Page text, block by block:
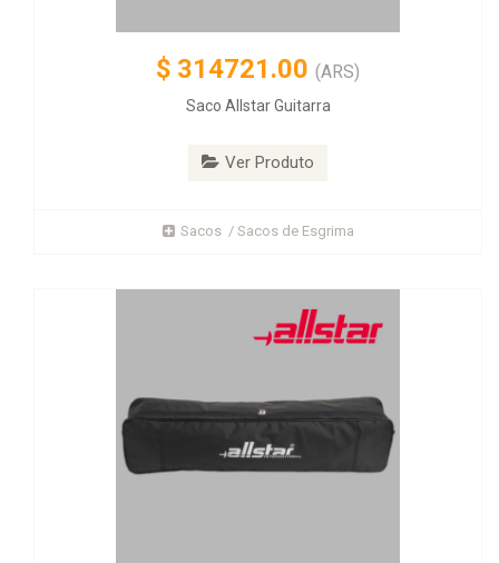
$ 314721.00 (ARS)
Saco Allstar Guitarra
Ver Produto
Sacos / Sacos de Esgrima